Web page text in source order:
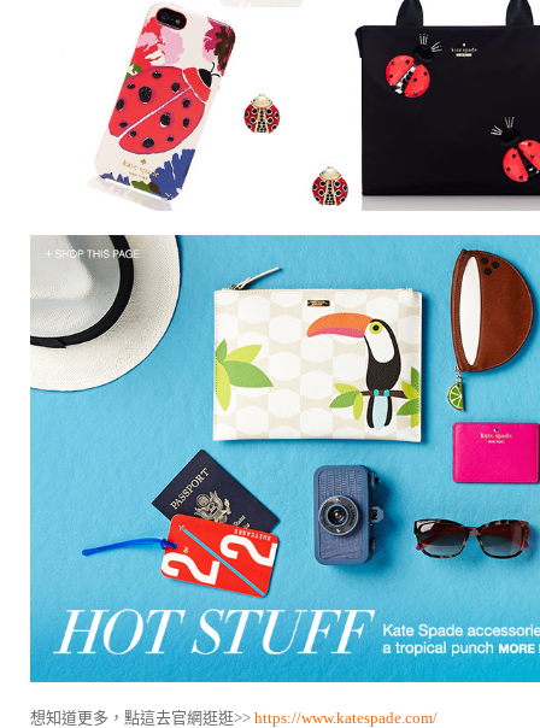
想知道更多，點這去官網逛逛>> https://www.katespade.com/